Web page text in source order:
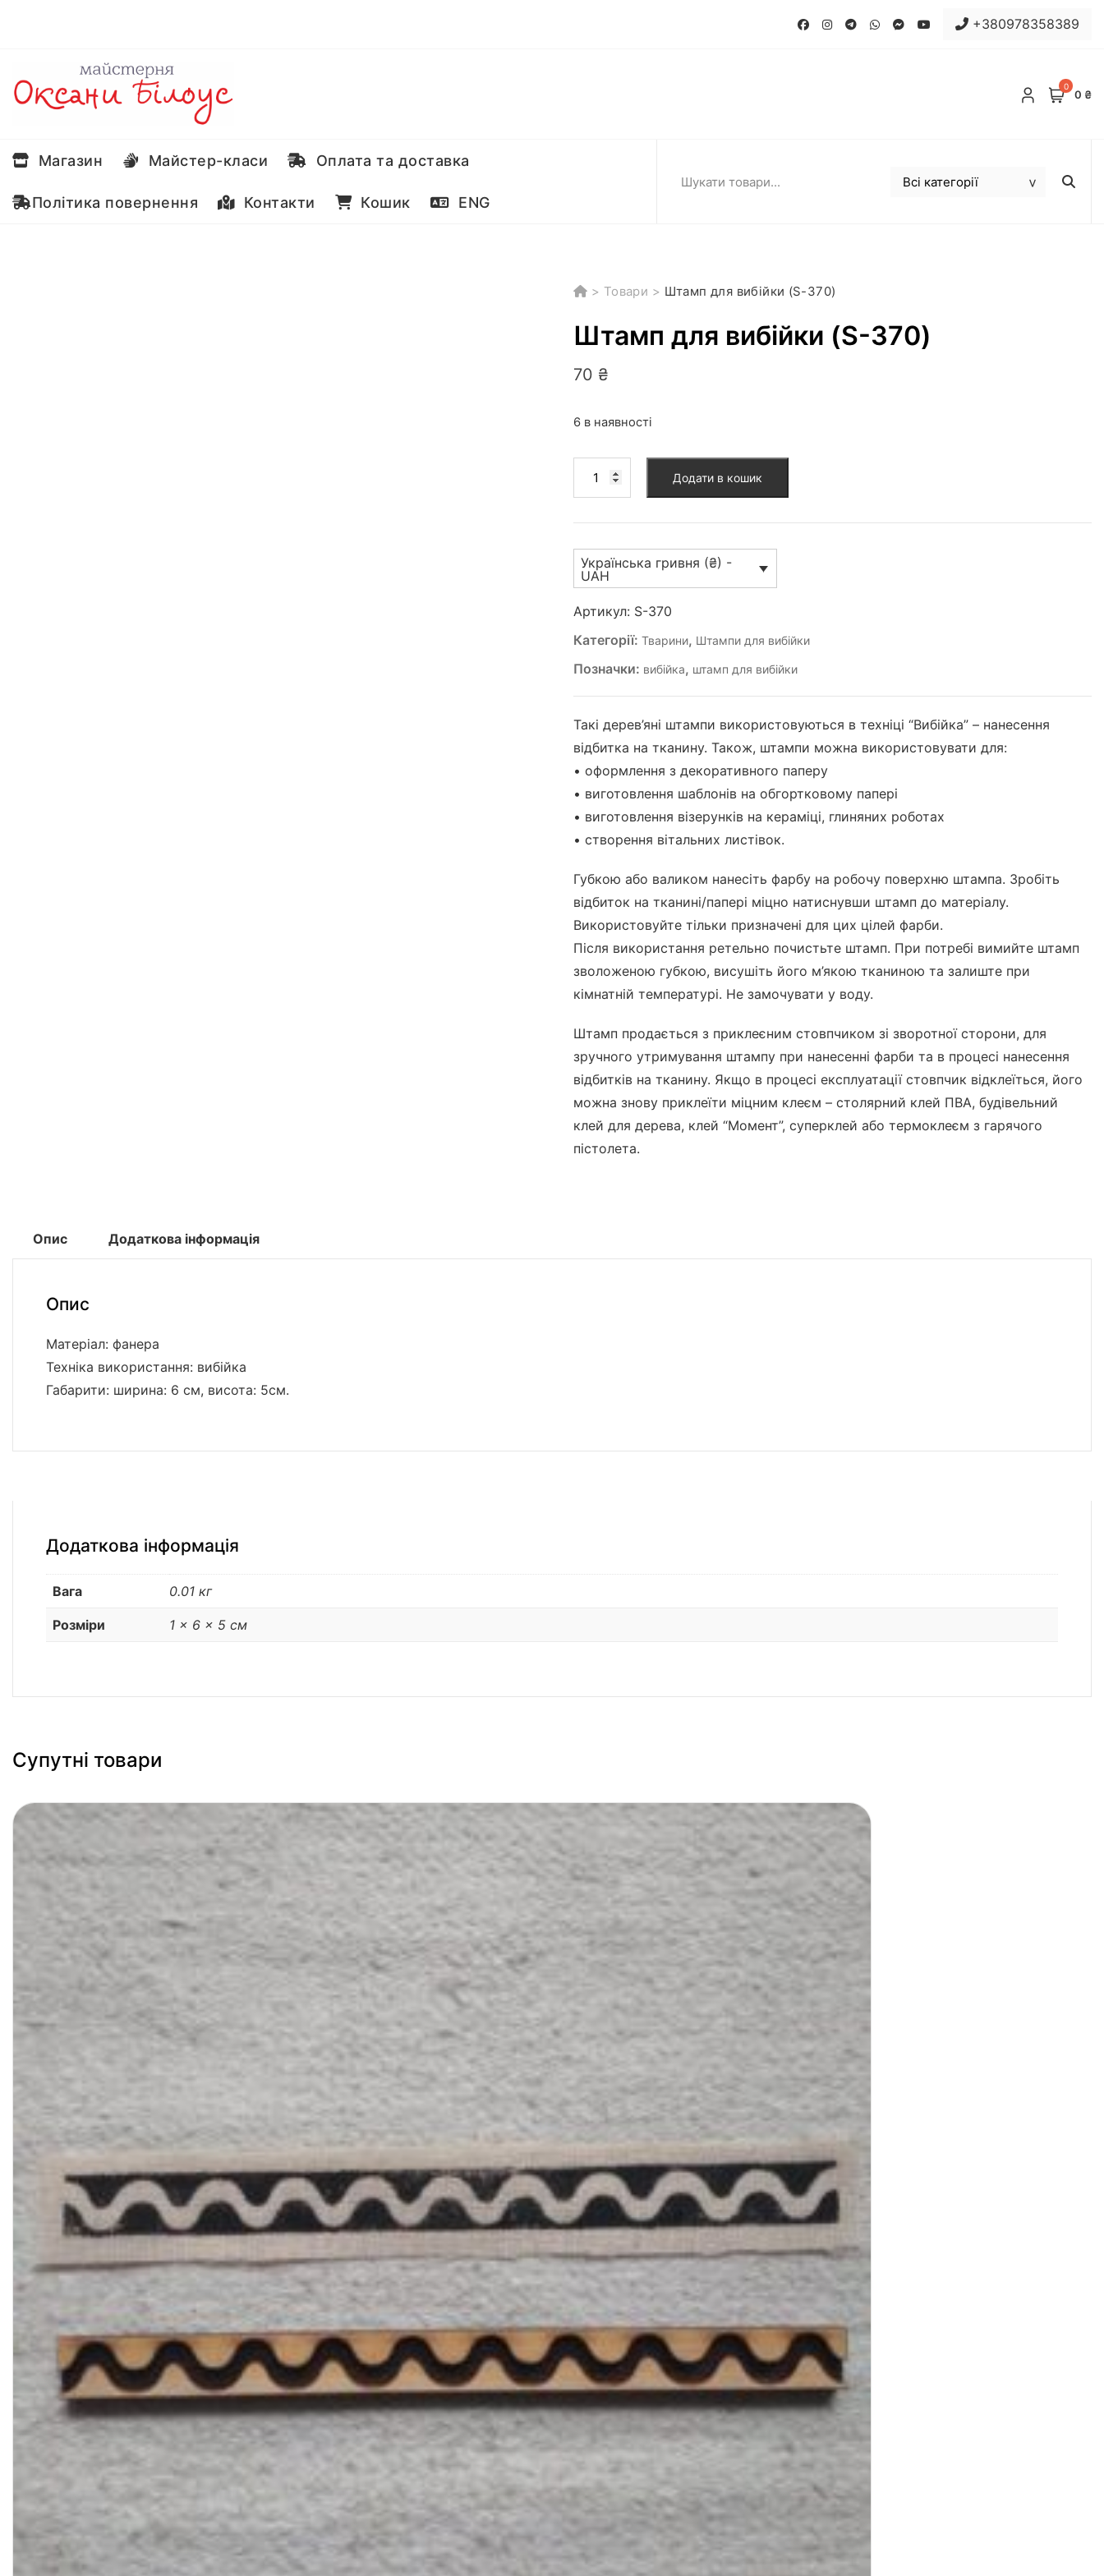
+380978358389
0
0 ₴
Магазин Майстер-класи Оплата та доставка
Політика повернення Контакти Кошик ENG
> Товари > Штамп для вибійки (S-370)
Штамп для вибійки (S-370)
70 ₴
6 в наявності
для
(S-
370)
кількість
Додати в кошик
Українська гривня (₴) -
UAH
Артикул: S-370
Категорії:Тварини, Штампи для вибійки
Позначки: вибійка, штамп для вибійки
Такі дерев’яні штампи використовуються в техніці “Вибійка” – нанесення
відбитка на тканину. Також, штампи можна використовувати для:
• оформлення з декоративного паперу
• виготовлення шаблонів на обгортковому папері
• виготовлення візерунків на кераміці, глиняних роботах
• створення вітальних листівок.
Губкою або валиком нанесіть фарбу на робочу поверхню штампа. Зробіть
відбиток на тканині/папері міцно натиснувши штамп до матеріалу.
Використовуйте тільки призначені для цих цілей фарби.
Після використання ретельно почистьте штамп. При потребі вимийте штамп
зволоженою губкою, висушіть його м’якою тканиною та залиште при
кімнатній температурі. Не замочувати у воду.
Штамп продається з приклеєним стовпчиком зі зворотної сторони, для
зручного утримування штампу при нанесенні фарби та в процесі нанесення
відбитків на тканину. Якщо в процесі експлуатації стовпчик відклеїться, його
можна знову приклеїти міцним клеєм – столярний клей ПВА, будівельний
клей для дерева, клей “Момент”, суперклей або термоклеєм з гарячого
пістолета.
Опис Додаткова інформація
Опис
Матеріал: фанера
Техніка використання: вибійка
Габарити: ширина: 6 см, висота: 5см.
Додаткова інформація
Вага 0.01 кг
Розміри 1 × 6 × 5 см
Супутні товари